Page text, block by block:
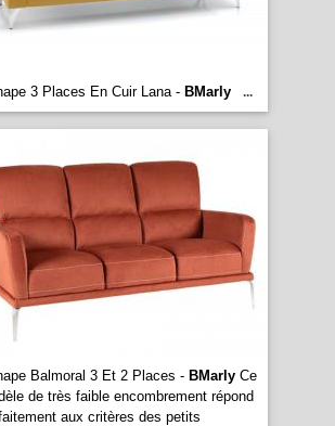
3 Places En Cuir Lana - BMarly ...
Balmoral 3 Et 2 Places - BMarlyCe
de très faible encombrement répond
aux critères des petits